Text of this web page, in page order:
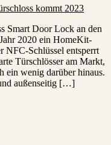
Smart Door Lock an den
2020 ein HomeKit-
NFC-Schlüssel entsperrt
Türschlösser am Markt,
ein wenig darüber hinaus.
außenseitig […]